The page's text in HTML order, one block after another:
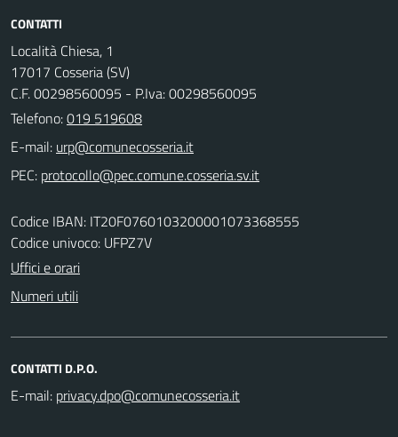
CONTATTI
Località Chiesa, 1
17017 Cosseria (SV)
C.F. 00298560095 - P.Iva: 00298560095
Telefono:019 519608
E-mail:
PEC:
Codice IBAN: IT20F0760103200001073368555
Codice univoco: UFPZ7V
Uffici e orari
Numeri utili
CONTATTI D.P.O.
E-mail: